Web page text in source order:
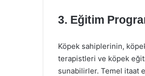
3. Eğitim
Köpek sahiplerinin,
terapistleri ve köpek
sunabilirler. Temel itaat